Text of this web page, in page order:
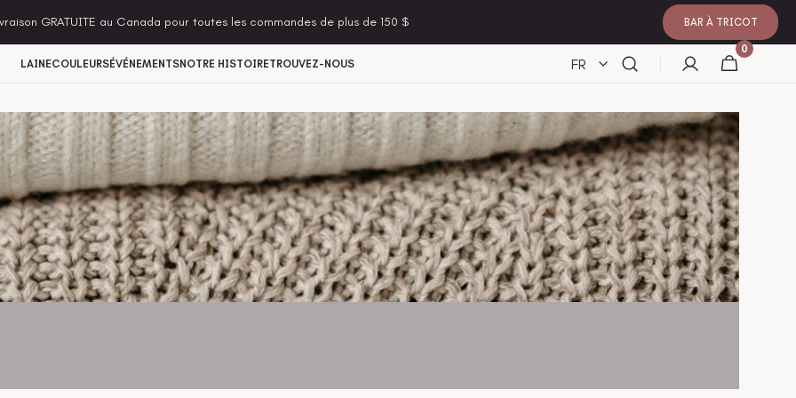
GRATUITE au Canada pour toutes les commandes de plus de 150 $ BAR À TRICOT
LAINECOULEURSÉVÉNEMENTSNOTRE HISTOIRETROUVEZ-NOUS FR Panier
0
0 article